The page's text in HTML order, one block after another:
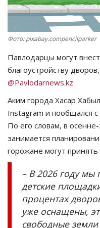
РАЗВЛЕЧЕНИЯ
OFFICIAL
Курултай
Язык
Қазақша Русский
Фото: pixabay.compencilparker
Павлодарцы могут
благоустройству
@Pavlodarnews.kz.
Аким города Хасар
Instagram и пообщался
По его словам, в
занимается
горожане могут
– В 2026 году мы
детские
процентах
уже оснащены,
свободные